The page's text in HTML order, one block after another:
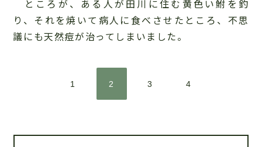
ところが、ある人が田川に住む黄色い鮒を釣
り、それを焼いて病人に食べさせたところ、不思
議にも天然痘が治ってしまいました。
1 2 3 4